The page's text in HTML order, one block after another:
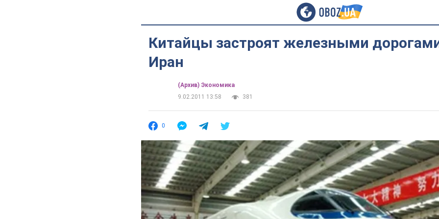
Китайцы застроят железными
Иран
(Архив) Экономика
9.02.2011 13:58
381
0